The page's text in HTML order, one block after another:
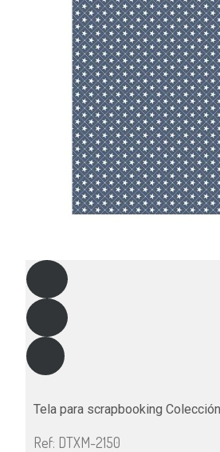
Tela para scrapbooking
Ref: DTXM-2150